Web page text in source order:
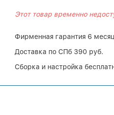
Этот товар временно
Фирменная гарантия 6
Доставка по СПб 390 руб.
Сборка и настройка